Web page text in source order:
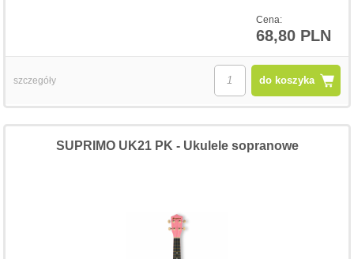
Cena:
68,80 PLN
do koszyka
szczegóły
SUPRIMO UK21 PK - Ukulele sopranowe